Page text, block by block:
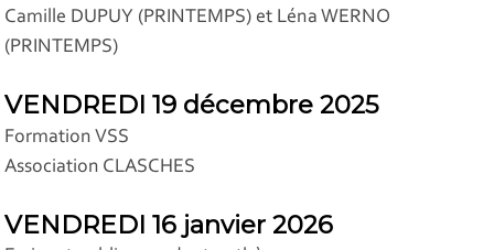
Camille DUPUY (PRINTEMPS) et Léna WERNO
(PRINTEMPS)
VENDREDI 19 décembre 2025
Formation VSS
Association CLASCHES
VENDREDI 16 janvier 2026